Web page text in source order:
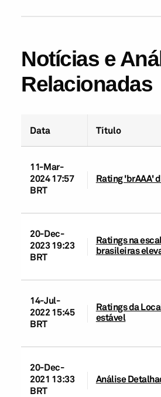
Notícias e
Relacionadas
Data Título
11-Mar-
2024 17:57
BRT
Rating 'brAAA'
20-Dec-
2023 19:23
BRT
Ratings na
brasileiras
14-Jul-
2022 15:45
BRT
Ratings da
estável
20-Dec-
2021 13:33
BRT
Análise